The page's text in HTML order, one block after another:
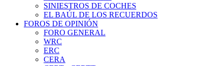
SINIESTROS DE COCHES
EL BAÚL DE LOS RECUERDOS
FOROS DE OPINIÓN
FORO GENERAL
WRC
ERC
CERA